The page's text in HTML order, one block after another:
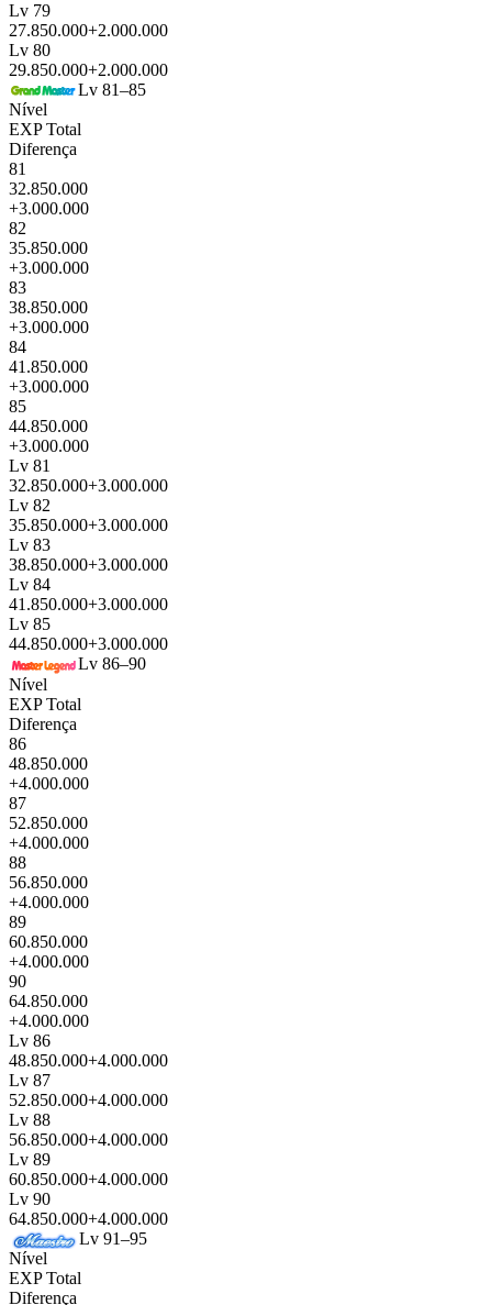
Lv 79
27.850.000+2.000.000
Lv 80
29.850.000+2.000.000
Lv 81–85
Nível
EXP Total
Diferença
81
32.850.000
+3.000.000
82
35.850.000
+3.000.000
83
38.850.000
+3.000.000
84
41.850.000
+3.000.000
85
44.850.000
+3.000.000
Lv 81
32.850.000+3.000.000
Lv 82
35.850.000+3.000.000
Lv 83
38.850.000+3.000.000
Lv 84
41.850.000+3.000.000
Lv 85
44.850.000+3.000.000
Lv 86–90
Nível
EXP Total
Diferença
86
48.850.000
+4.000.000
87
52.850.000
+4.000.000
88
56.850.000
+4.000.000
89
60.850.000
+4.000.000
90
64.850.000
+4.000.000
Lv 86
48.850.000+4.000.000
Lv 87
52.850.000+4.000.000
Lv 88
56.850.000+4.000.000
Lv 89
60.850.000+4.000.000
Lv 90
64.850.000+4.000.000
Lv 91–95
Nível
EXP Total
Diferença